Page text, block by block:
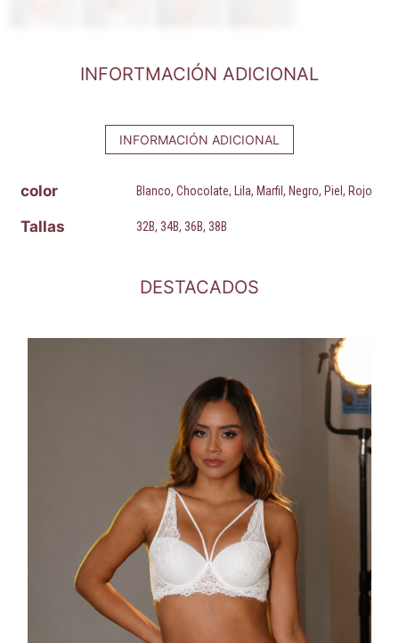
INFORTMACIÓN ADICIONAL
INFORMACIÓN ADICIONAL
color Blanco, Chocolate, Lila, Marfil, Negro, Piel, Rojo
Tallas 32B, 34B, 36B, 38B
DESTACADOS